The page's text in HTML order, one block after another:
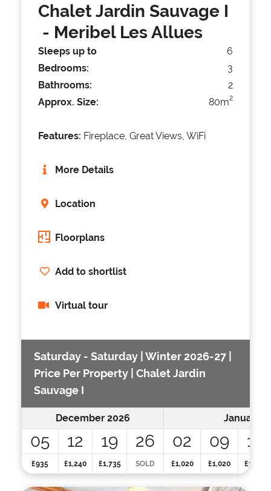
Chalet Jardin Sauvage I
- Meribel Les Allues
Sleeps up to
6
Bedrooms:
3
Bathrooms:
2
Approx. Size:
80m2
Features: Fireplace, Great Views, WiFi
More Details
Location
Floorplans
Add to shortlist
Virtual tour
Saturday - Saturday | Winter 2026-27 |
Price Per Property | Chalet Jardin
Sauvage I
December 2026 January
05 12 19 26 02 09 16
£935 £1,240 £1,735 SOLD £1,020 £1,020 £1,350